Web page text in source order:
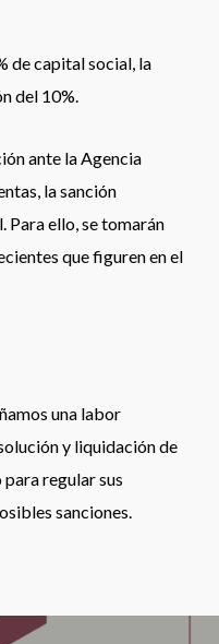
de capital social, la
del 10%.
ante la Agencia
la sanción
Para ello, se tomarán
que figuren en el
una labor
y liquidación de
regular sus
sanciones.